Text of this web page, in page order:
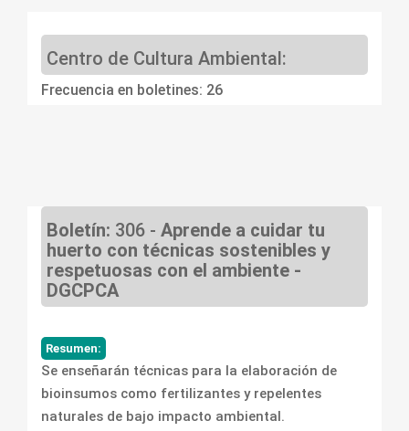
Centro de Cultura Ambiental:
Frecuencia en boletines: 26
Boletín: 306 - Aprende a cuidar tu
huerto con técnicas sostenibles y
respetuosas con el ambiente -
DGCPCA
Resumen:
Se enseñarán técnicas para la elaboración de
bioinsumos como fertilizantes y repelentes
naturales de bajo impacto ambiental.